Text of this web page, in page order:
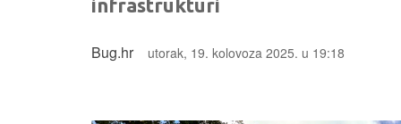
infrastrukturi
Bug.hr utorak, 19. kolovoza 2025. u 19:18